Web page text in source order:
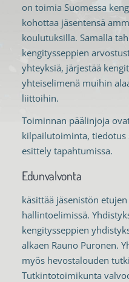
on toimia Suomessa
kohottaa jäsentensä
koulutuksilla. Samalla
kengitysseppien
yhteyksiä, järjestää
yhteiselimenä muihin
liittoihin.
Toiminnan päälinjoja
kilpailutoiminta, tiedotus
esittely tapahtumissa.
Edunvalvonta
käsittää jäsenistön
hallintoelimissä.
kengitysseppien
alkaen Rauno Puronen.
myös hevostalouden
Tutkintotoimikunta